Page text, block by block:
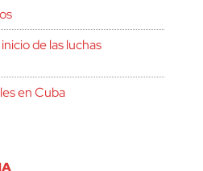
de las luchas
en Cuba